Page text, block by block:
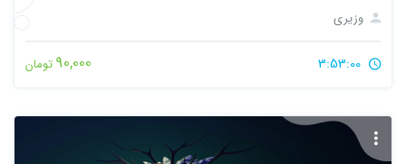
وزیری
90,000تومان